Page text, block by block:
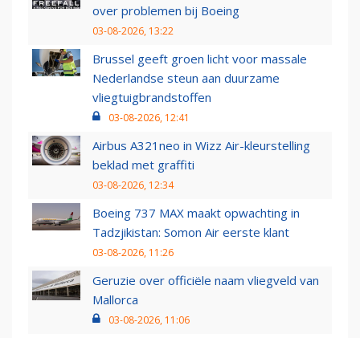
over problemen bij Boeing
03-08-2026, 13:22
Brussel geeft groen licht voor massale
Nederlandse steun aan duurzame
vliegtuigbrandstoffen
03-08-2026, 12:41
Airbus A321neo in Wizz Air-kleurstelling
beklad met graffiti
03-08-2026, 12:34
Boeing 737 MAX maakt opwachting in
Tadzjikistan: Somon Air eerste klant
03-08-2026, 11:26
Geruzie over officiële naam vliegveld van
Mallorca
03-08-2026, 11:06